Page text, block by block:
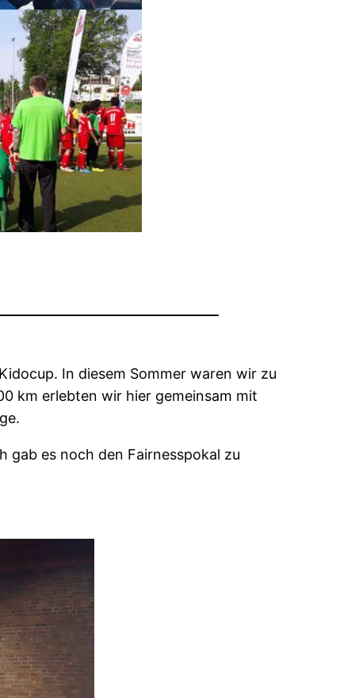
In diesem Sommer waren wir zu
km erlebten wir hier gemeinsam mit
gab es noch den Fairnesspokal zu